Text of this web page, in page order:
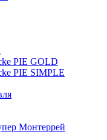
PIE GOLD
PIE SIMPLE
Монтеррей